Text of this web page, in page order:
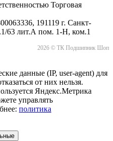
Торговая
191119 г. Санкт-
63 лит.А пом. 1-Н, ком.1
2026 © ТК Подшипник Шоп
данные (IP, user-agent) для
от них нельзя.
Яндекс.Метрика
управлять
политика